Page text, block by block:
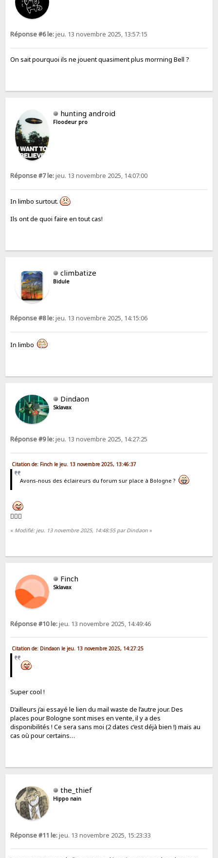
Réponse #6 le:jeu. 13 novembre 2025, 13:57:15
On sait pourquoi ils ne jouent quasiment plus morrning Bell ?
hunting android
Floodeur pro
Réponse #7 le:jeu. 13 novembre 2025, 14:07:00
In limbo surtout.
Ils ont de quoi faire en tout cas!
climbatize
Bidule
Réponse #8 le:jeu. 13 novembre 2025, 14:15:06
In limbo
Dindaon
Sklavax
Réponse #9 le:jeu. 13 novembre 2025, 14:27:25
Citation de: Finch le jeu. 13 novembre 2025, 13:46:37
Avons-nous des éclaireurs du forum sur place à Bologne ?
🙋🏻‍♂️
« Modifié: jeu. 13 novembre 2025, 14:48:55 par Dindaon »
Finch
Sklavax
Réponse #10 le:jeu. 13 novembre 2025, 14:49:46
Citation de: Dindaon le jeu. 13 novembre 2025, 14:27:25
Super cool !
D’ailleurs j’ai essayé le lien du mail waste de l’autre jour. Des
places pour Bologne sont mises en vente, il y a des
disponibilités ! Ce sera sans moi (2 dates c’est déjà bien !) mais au
cas où pour certains…
the_thief
Hippo nain
Réponse #11 le:jeu. 13 novembre 2025, 15:23:33